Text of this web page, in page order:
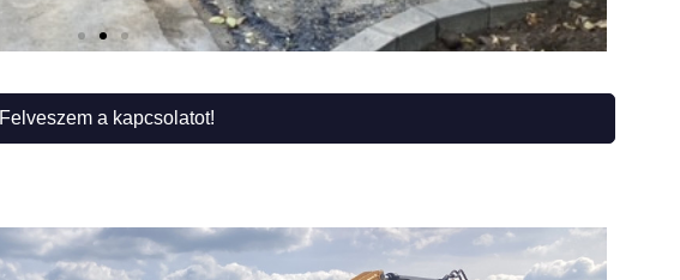
Felveszem a kapcsolatot!